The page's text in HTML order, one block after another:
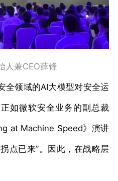
人兼CEO薛锋
全领域的AI大模型对安全运
如微软安全业务的副总裁
at Machine Speed》演讲
点已来”。因此，在战略层